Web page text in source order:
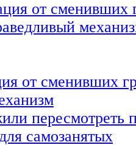
от сменивших